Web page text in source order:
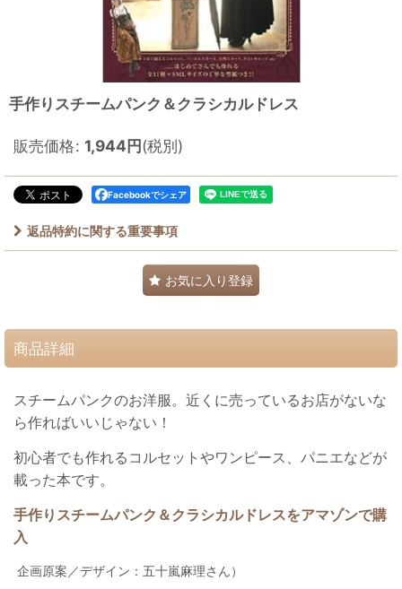
手作りスチームパンク＆クラシカルドレス
販売価格: 1,944円(税別)
Facebookでシェア
返品特約に関する重要事項
お気に入り登録
商品詳細
スチームパンクのお洋服。近くに売っているお店がないな
ら作ればいいじゃない！
初心者でも作れるコルセットやワンピース、パニエなどが
載った本です。
手作りスチームパンク＆クラシカルドレスをアマゾンで購
入
企画原案／デザイン：五十嵐麻理さん）